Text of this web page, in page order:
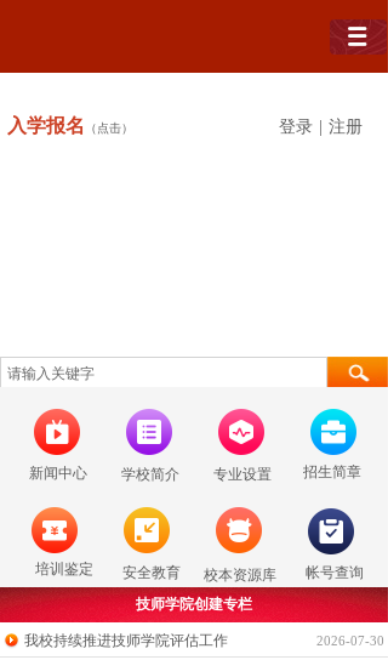
入学报名 （点击） 登录 注册
安全教育 校本资源库
专业设置
新闻中心 学校简介
培训鉴定 帐号查询
招生简章
技师学院创建专栏
我校持续推进技师学院评估工作 2026-07-30